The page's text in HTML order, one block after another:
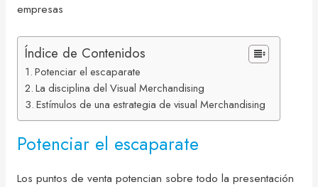
empresas
Índice de Contenidos
Potenciar el escaparate
La disciplina del Visual Merchandising
Estímulos de una estrategia de visual Merchandising
Potenciar el escaparate
Los puntos de venta potencian sobre todo la presentación